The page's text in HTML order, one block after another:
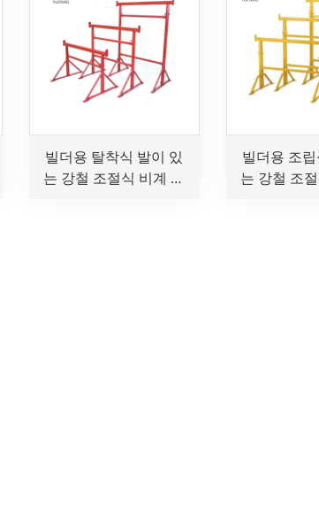
빌더용 탈착식 발이 있
는 강철 조절식 비계 트
빌더용 조
는 강철 조